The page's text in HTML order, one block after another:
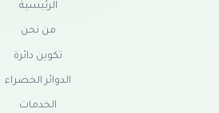
الرئيسية
من نحن
تكوين دائرة
الدوائر الخضراء
الخدمات